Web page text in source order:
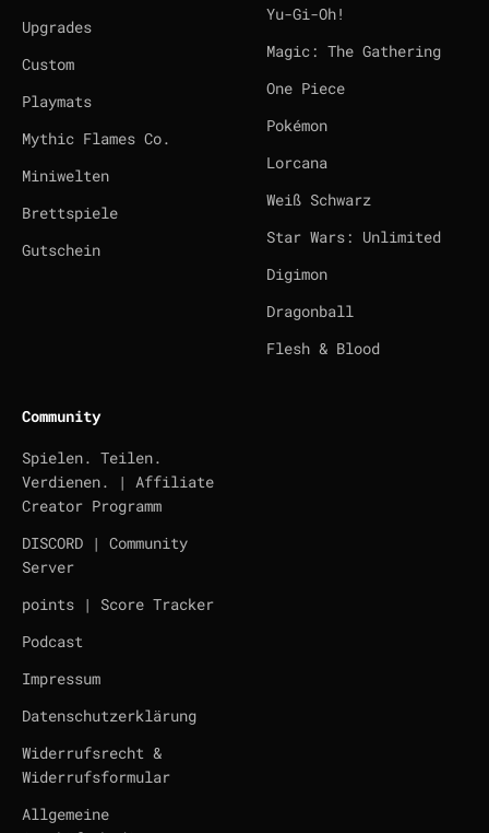
Upgrades
Custom
Playmats
Mythic Flames Co.
Miniwelten
Brettspiele
Gutschein
Yu-Gi-Oh!
Magic: The Gathering
One Piece
Pokémon
Lorcana
Weiß Schwarz
Star Wars: Unlimited
Digimon
Dragonball
Flesh & Blood
Community
Spielen. Teilen.
Verdienen. | Affiliate
Creator Programm
DISCORD | Community
Server
points | Score Tracker
Podcast
Impressum
Datenschutzerklärung
Widerrufsrecht &
Widerrufsformular
Allgemeine